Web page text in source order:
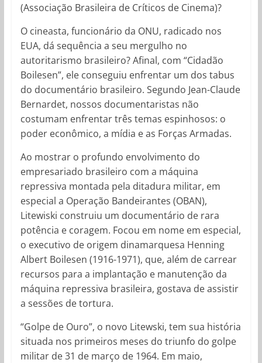
(Associação Brasileira de Críticos de Cinema)?
O cineasta, funcionário da ONU, radicado nos
EUA, dá sequência a seu mergulho no
autoritarismo brasileiro? Afinal, com “Cidadão
Boilesen”, ele conseguiu enfrentar um dos tabus
do documentário brasileiro. Segundo Jean-Claude
Bernardet, nossos documentaristas não
costumam enfrentar três temas espinhosos: o
poder econômico, a mídia e as Forças Armadas.
Ao mostrar o profundo envolvimento do
empresariado brasileiro com a máquina
repressiva montada pela ditadura militar, em
especial a Operação Bandeirantes (OBAN),
Litewiski construiu um documentário de rara
potência e coragem. Focou em nome em especial,
o executivo de origem dinamarquesa Henning
Albert Boilesen (1916-1971), que, além de carrear
recursos para a implantação e manutenção da
máquina repressiva brasileira, gostava de assistir
a sessões de tortura.
“Golpe de Ouro”, o novo Litewski, tem sua história
situada nos primeiros meses do triunfo do golpe
militar de 31 de março de 1964. Em maio,